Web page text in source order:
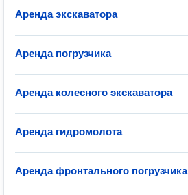
Аренда экскаватора
Аренда погрузчика
Аренда колесного экскаватора
Аренда гидромолота
Аренда фронтального погрузчика